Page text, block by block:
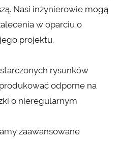
Nasi inżynierowie mogą
w oparciu o
projektu.
rysunków
odporne na
o nieregularnym
zaawansowane